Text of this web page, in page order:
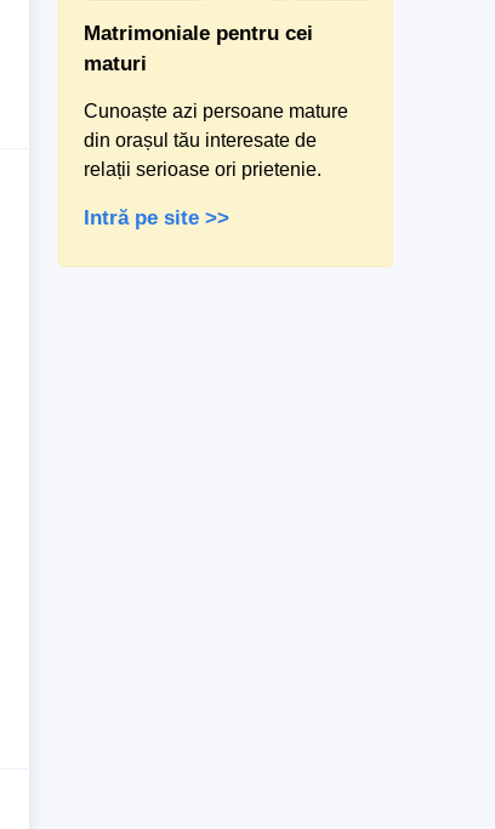
Matrimoniale pentru cei
maturi
Cunoaște azi persoane mature
din orașul tău interesate de
relații serioase ori prietenie.
Intră pe site >>